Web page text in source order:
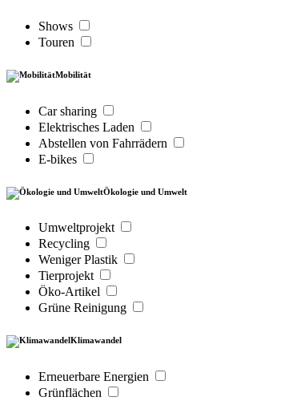
Shows
Touren
Mobilität
Car sharing
Elektrisches Laden
Abstellen von Fahrrädern
E-bikes
Ökologie und Umwelt
Umweltprojekt
Recycling
Weniger Plastik
Tierprojekt
Öko-Artikel
Grüne Reinigung
Klimawandel
Erneuerbare Energien
Grünflächen